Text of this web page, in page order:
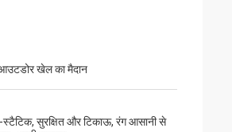
खेल का मैदान
स्टैटिक, सुरक्षित और टिकाऊ, रंग आसानी से